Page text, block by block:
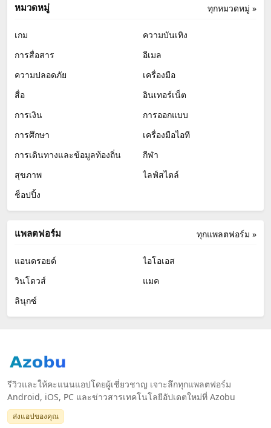
ทุกหมวดหมู่ »
หมวดหมู่
เกม
ความบันเทิง
การสื่อสาร
อีเมล
ความปลอดภัย
เครื่องมือ
สื่อ
อินเทอร์เน็ต
การเงิน
การออกแบบ
การศึกษา
เครื่องมือไอที
การเดินทางและข้อมูลท้องถิ่น
กีฬา
สุขภาพ
ไลฟ์สไตล์
ช็อปปิ้ง
ทุกแพลตฟอร์ม »
แพลตฟอร์ม
แอนดรอยด์
ไอโอเอส
วินโดวส์
แมค
ลินุกซ์
รีวิวและให้คะแนนแอปโดยผู้เชี่ยวชาญ เจาะลึกทุกแพลตฟอร์ม
Android, iOS, PC และข่าวสารเทคโนโลยีอัปเดตใหม่ที่ Azobu
ส่งแอปของคุณ